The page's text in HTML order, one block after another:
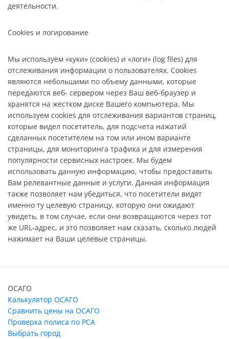
деятельности.
Cookies и логирование
Мы используем «куки» (cookies) и «логи» (log files) для
отслеживания информации о пользователях. Cookies
являются небольшими по объему данными, которые
передаются веб- сервером через Ваш веб-браузер и
хранятся на жестком диске Вашего компьютера. Мы
используем cookies для отслеживания вариантов страниц,
которые видел посетитель, для подсчета нажатий
сделанных посетителем на том или ином варианте
страницы, для мониторинга трафика и для измерения
популярности сервисных настроек. Мы будем
использовать данную информацию, чтобы предоставить
Вам релевантные данные и услуги. Данная информация
также позволяет нам убедиться, что посетители видят
именно ту целевую страницу, которую они ожидают
увидеть, в том случае, если они возвращаются через тот
же URL-адрес, и это позволяет нам сказать, сколько людей
нажимает на Ваши целевые страницы.
ОСАГО
Калькулятор ОСАГО
Сравнить цены на ОСАГО
Проверка полиса по РСА
Выбрать город